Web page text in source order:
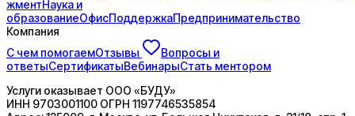
жментНаука и
образованиеОфисПоддержкаПредпринимательство
Компания
С чем помогаемОтзывы
Вопросы и
ответыСертификатыВебинарыСтать ментором
Услуги оказывает ООО «БУДУ»
ИНН 9703001100 ОГРН 1197746535854